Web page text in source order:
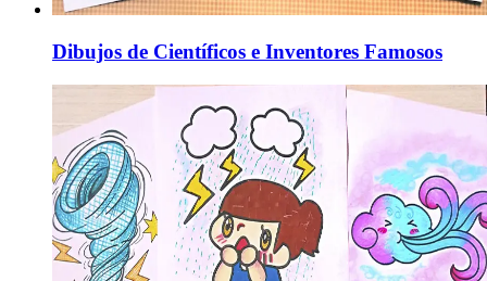
Dibujos de Científicos e Inventores Famosos